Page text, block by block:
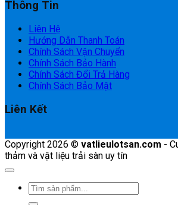
Thông Tin
Liên Hệ
Hướng Dẫn Thanh Toán
Chính Sách Vận Chuyển
Chính Sách Bảo Hành
Chính Sách Đổi Trả Hàng
Chính Sách Bảo Mật
Liên Kết
Copyright 2026 © vatlieulotsan.com -
thảm và vật liệu trải sàn uy tín
Tìm
kiếm: